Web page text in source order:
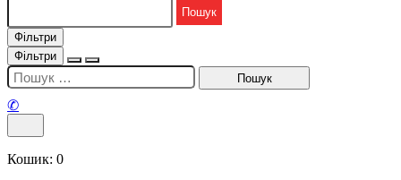
Фільтри
Фільтри
✆
Кошик: 0